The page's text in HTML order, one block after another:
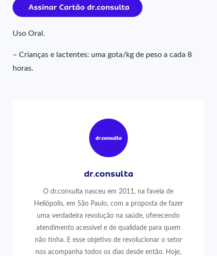
Uso Oral.
– Crianças e lactentes: uma gota/kg de peso a cada 8
horas.
dr.consulta
O dr.consulta nasceu em 2011, na favela de
Heliópolis, em São Paulo, com a proposta de fazer
uma verdadeira revolução na saúde, oferecendo
atendimento acessível e de qualidade para quem
não tinha. E esse objetivo de revolucionar o setor
nos acompanha todos os dias desde então. Hoje,